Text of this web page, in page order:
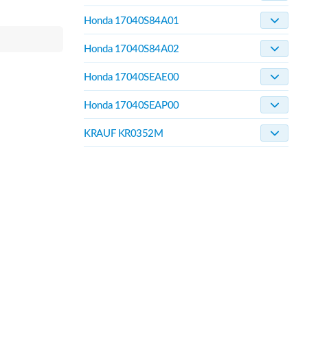
Honda 17040S84A01
Honda 17040S84A02
Honda 17040SEAE00
Honda 17040SEAP00
KRAUF KR0352M